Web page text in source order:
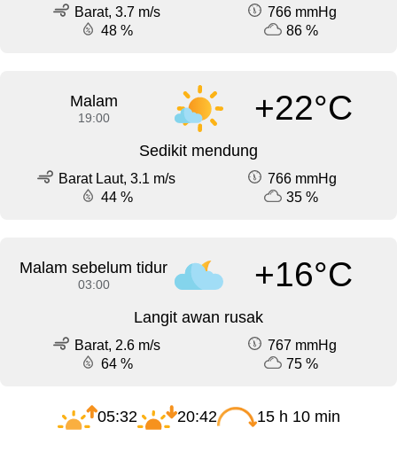
Barat, 3.7 m/s
766 mmHg
48 %
86 %
Malam
19:00 +22°C
Sedikit mendung
Barat Laut, 3.1 m/s
766 mmHg
44 %
35 %
Malam sebelum tidur
03:00 +16°C
Langit awan rusak
Barat, 2.6 m/s
767 mmHg
64 %
75 %
05:32 20:42 15 h 10 min